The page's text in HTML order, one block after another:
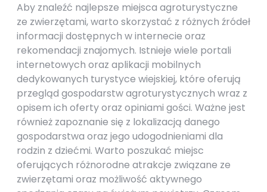
Aby znaleźć najlepsze miejsca agroturystyczne
ze zwierzętami, warto skorzystać z różnych źródeł
informacji dostępnych w internecie oraz
rekomendacji znajomych. Istnieje wiele portali
internetowych oraz aplikacji mobilnych
dedykowanych turystyce wiejskiej, które oferują
przegląd gospodarstw agroturystycznych wraz z
opisem ich oferty oraz opiniami gości. Ważne jest
również zapoznanie się z lokalizacją danego
gospodarstwa oraz jego udogodnieniami dla
rodzin z dziećmi. Warto poszukać miejsc
oferujących różnorodne atrakcje związane ze
zwierzętami oraz możliwość aktywnego